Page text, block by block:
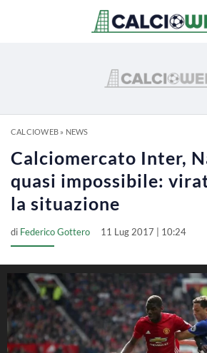
CALCIOWEB» NEWS
Calciomercato Inter,
quasi impossibile:
la situazione
di Federico Gottero 11 Lug 2017 | 10:24